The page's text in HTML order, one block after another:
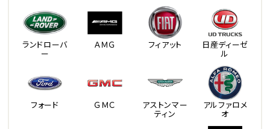
ランドローバ
ー
ＡＭＧ フィアット 日産ディーゼ
ル
フォード ＧＭＣ アストンマー
ティン
アルファロメ
オ